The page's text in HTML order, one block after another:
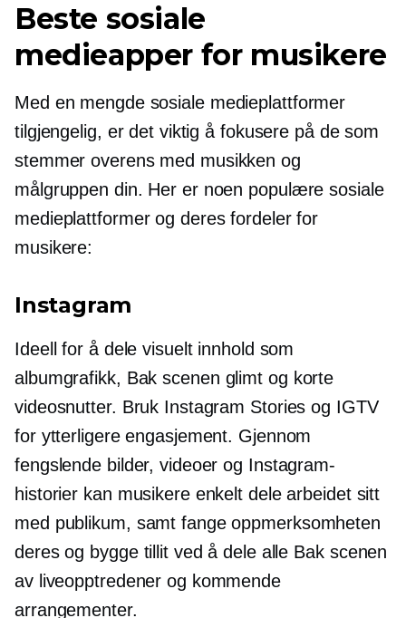
Beste sosiale
medieapper for musikere
Med en mengde sosiale medieplattformer
tilgjengelig, er det viktig å fokusere på de som
stemmer overens med musikken og
målgruppen din. Her er noen populære sosiale
medieplattformer og deres fordeler for
musikere:
Instagram
Ideell for å dele visuelt innhold som
albumgrafikk, Bak scenen glimt og korte
videosnutter. Bruk Instagram Stories og IGTV
for ytterligere engasjement. Gjennom
fengslende bilder, videoer og Instagram-
historier kan musikere enkelt dele arbeidet sitt
med publikum, samt fange oppmerksomheten
deres og bygge tillit ved å dele alle Bak scenen
av liveopptredener og kommende
arrangementer.